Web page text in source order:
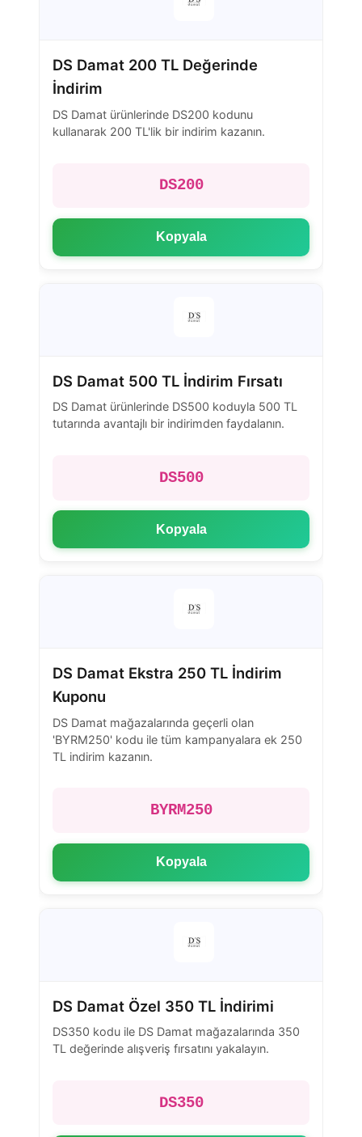
DS Damat 200 TL Değerinde
İndirim
DS Damat ürünlerinde DS200 kodunu
kullanarak 200 TL'lik bir indirim kazanın.
DS200
Kopyala
DS Damat 500 TL İndirim Fırsatı
DS Damat ürünlerinde DS500 koduyla 500 TL
tutarında avantajlı bir indirimden faydalanın.
DS500
Kopyala
DS Damat Ekstra 250 TL İndirim
Kuponu
DS Damat mağazalarında geçerli olan
'BYRM250' kodu ile tüm kampanyalara ek 250
TL indirim kazanın.
BYRM250
Kopyala
DS Damat Özel 350 TL İndirimi
DS350 kodu ile DS Damat mağazalarında 350
TL değerinde alışveriş fırsatını yakalayın.
DS350